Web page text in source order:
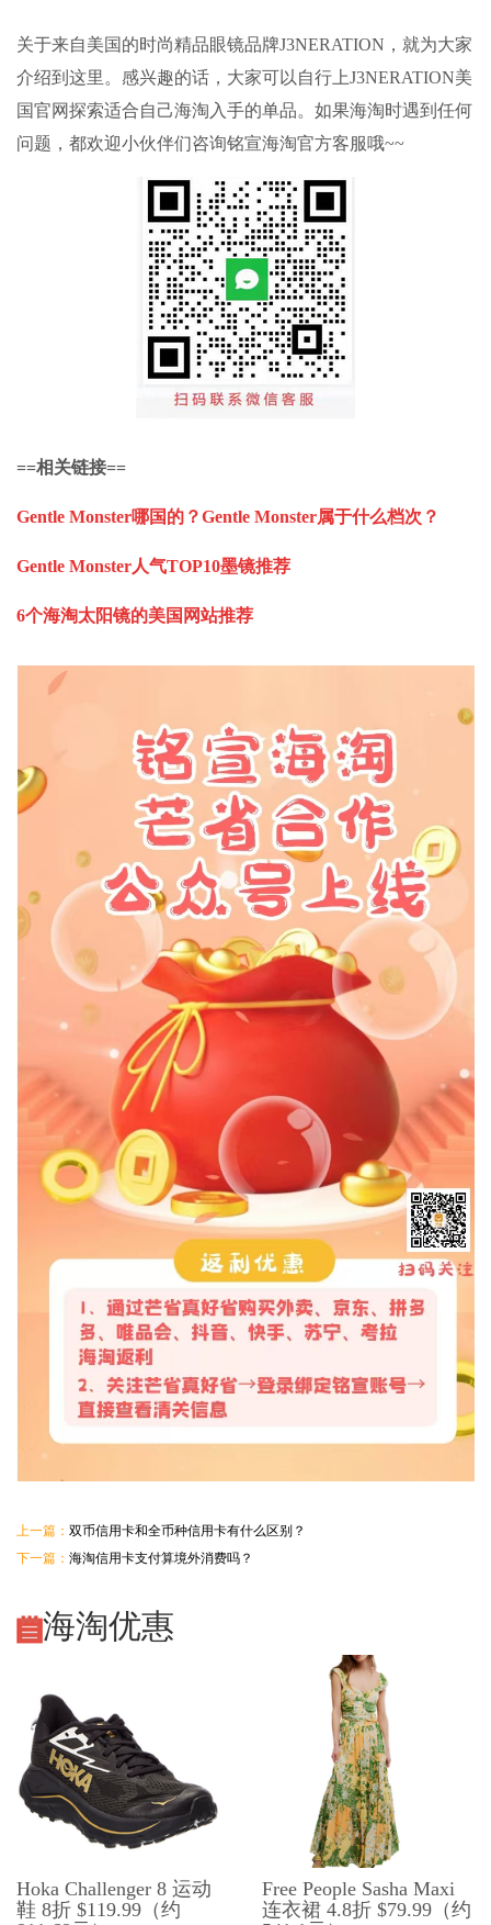
关于来自美国的时尚精品眼镜品牌J3NERATION ，就为大家
介绍到这里。感兴趣的话，大家可以自行上J3NERATION美
国官网探索适合自己海淘入手的单品。如果海淘时遇到任何
问题，都欢迎小伙伴们咨询铭宣海淘官方客服哦~~
==相关链接==
Gentle Monster哪国的？Gentle Monster属于什么档次？
Gentle Monster人气TOP10墨镜推荐
6个海淘太阳镜的美国网站推荐
上一篇： 双币信用卡和全币种信用卡有什么区别？
下一篇： 海淘信用卡支付算境外消费吗？
海淘优惠
Hoka Challenger 8 运动
鞋 8折 $119.99（约
Free People Sasha Maxi
连衣裙 4.8折 $79.99（约